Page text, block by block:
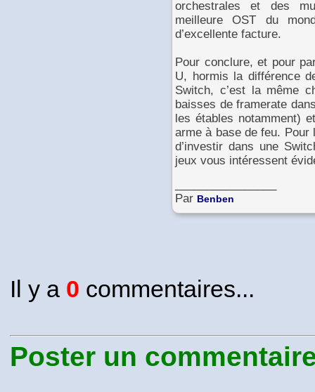
orchestrales et des
meilleure OST du
d’excellente facture.
Pour conclure, et pour
U, hormis la différence
Switch, c’est la même
baisses de framerate
les étables notamment)
arme à base de feu.
d’investir dans une
jeux vous intéressent
Par Benben
Il y a 0 commentaires...
Poster un